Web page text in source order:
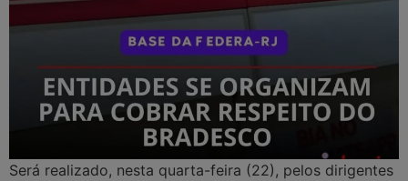
Será realizado, nesta quarta-feira (22), pelos dirigentes